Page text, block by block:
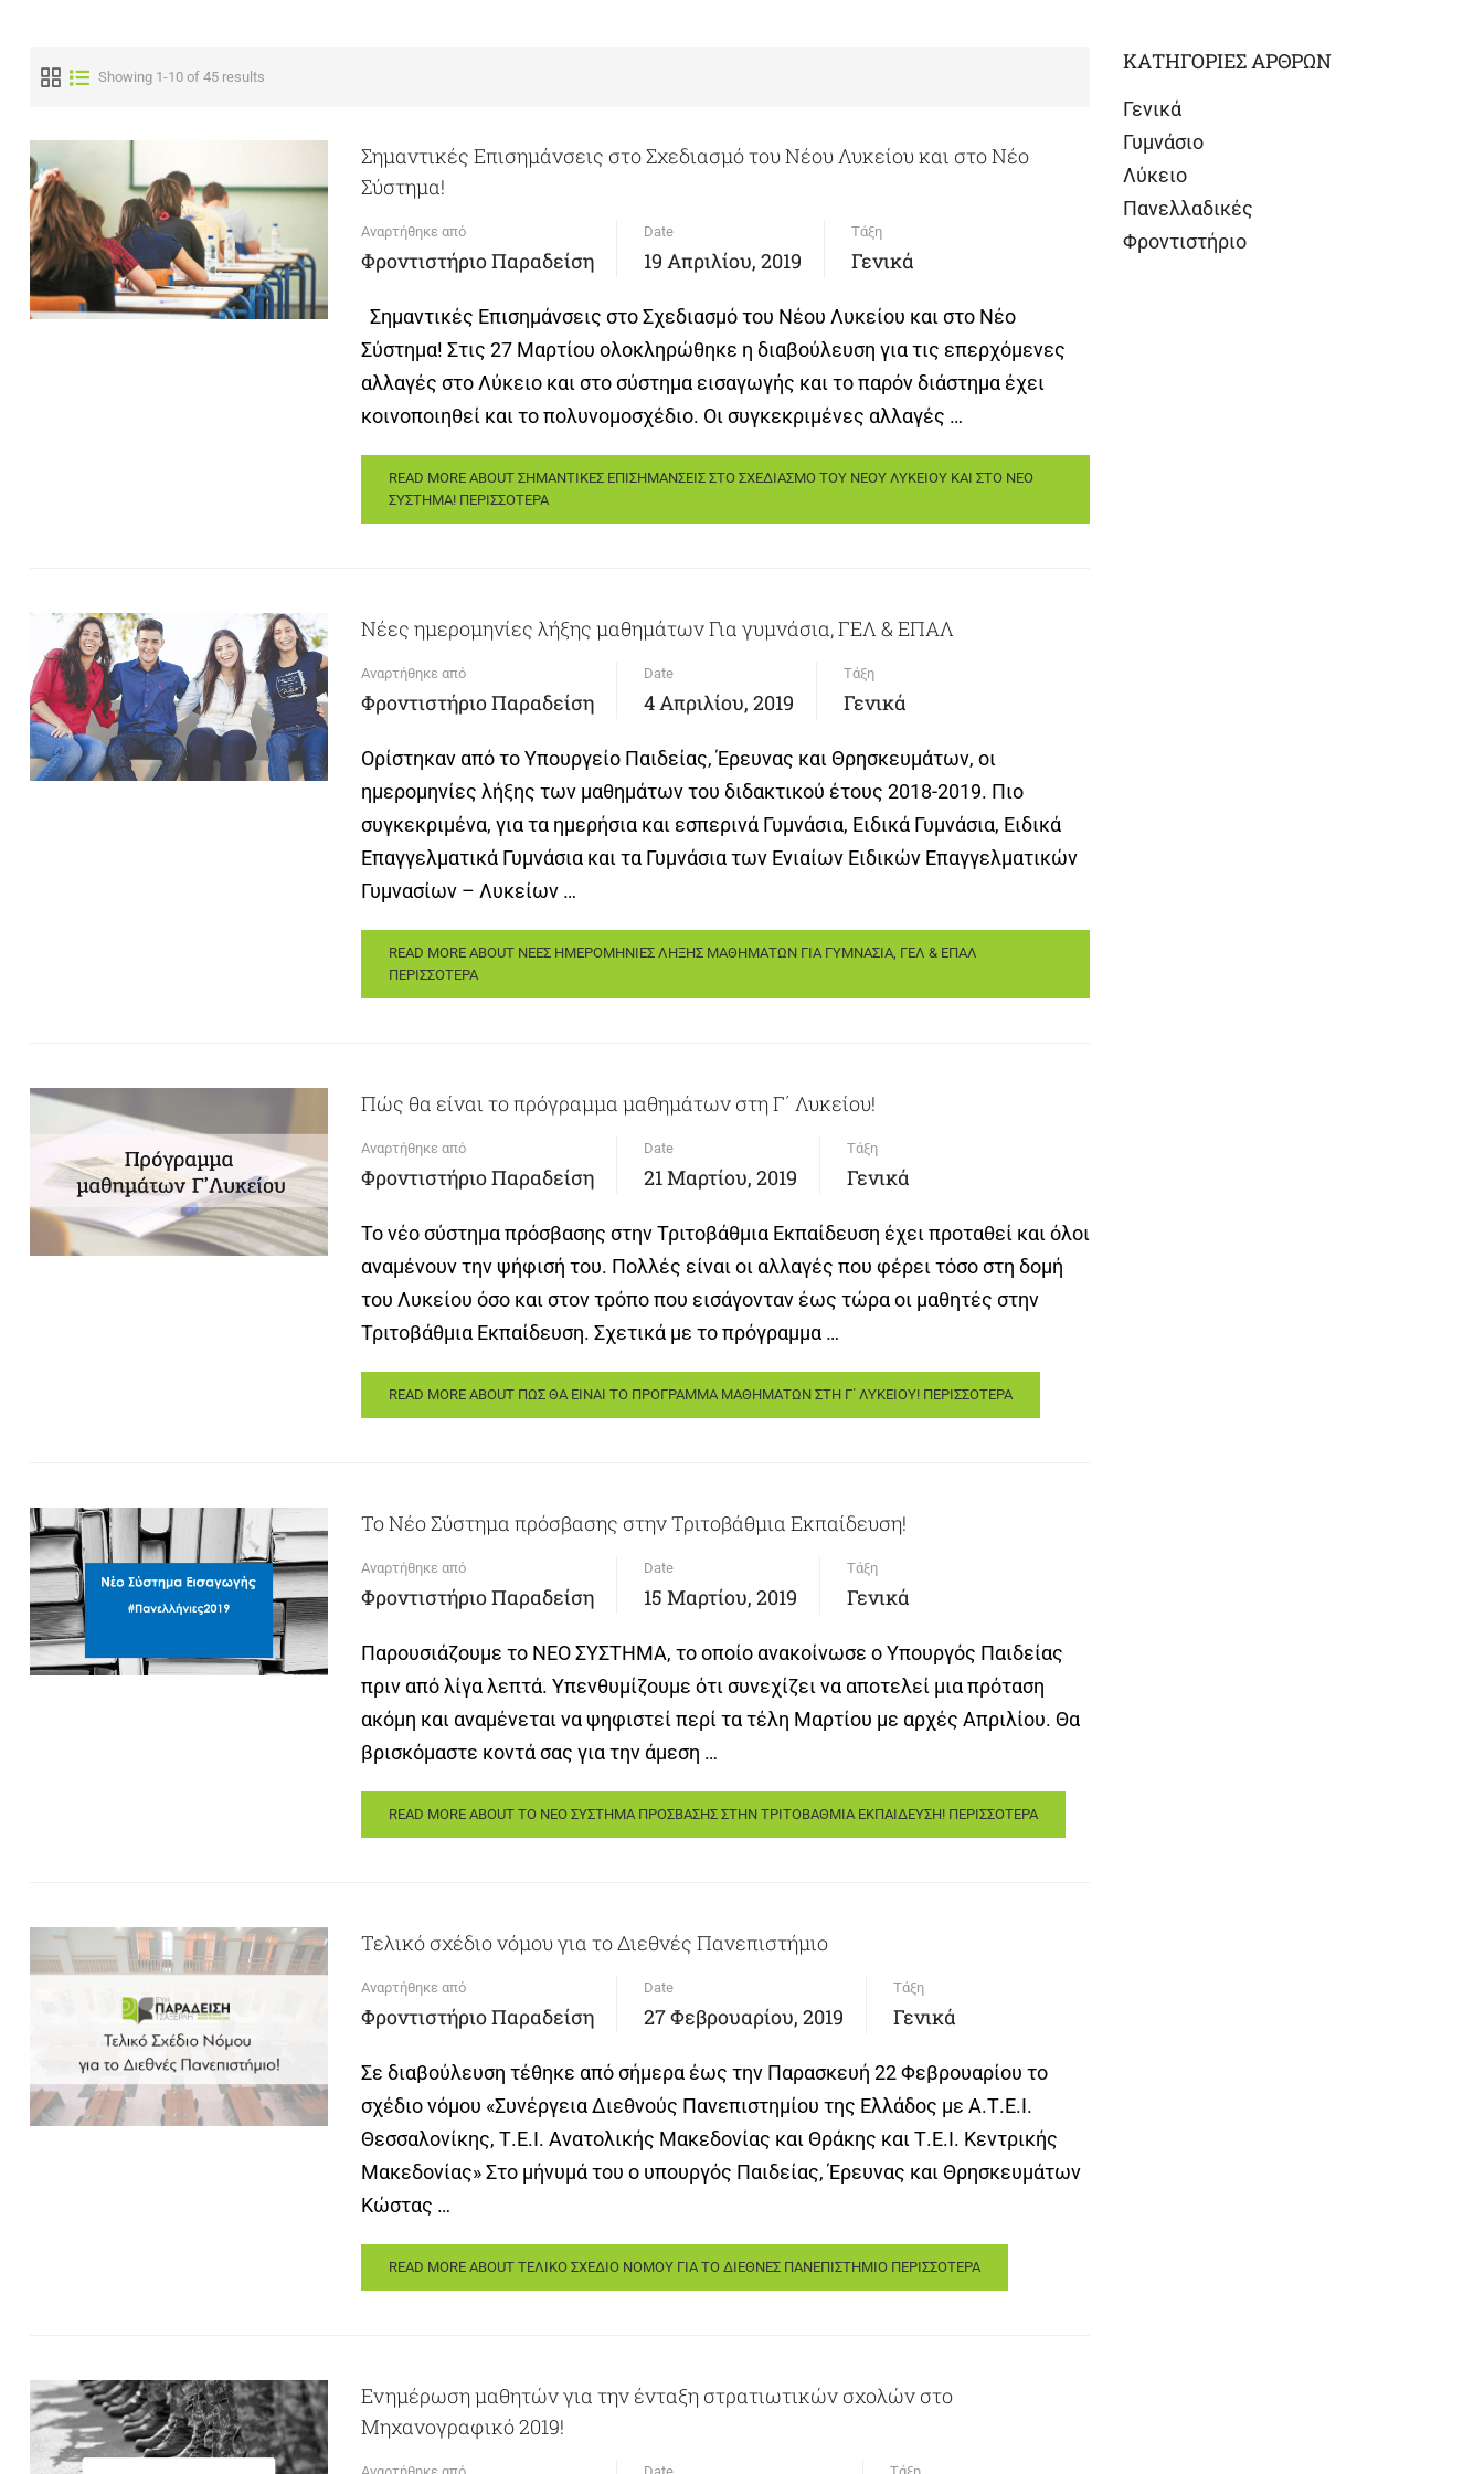
Showing 1-10 of 45 results
Σημαντικές Επισημάνσεις στο Σχεδιασμό του Νέου Λυκείου και στο Νέο
Σύστημα!
Αναρτήθηκε από
Φροντιστήριο Παραδείση
Date
19 Απριλίου, 2019
Τάξη
Γενικά
Σημαντικές Επισημάνσεις στο Σχεδιασμό του Νέου Λυκείου και στο Νέο
Σύστημα! Στις 27 Μαρτίου ολοκληρώθηκε η διαβούλευση για τις επερχόμενες
αλλαγές στο Λύκειο και στο σύστημα εισαγωγής και το παρόν διάστημα έχει
κοινοποιηθεί και το πολυνομοσχέδιο. Οι συγκεκριμένες αλλαγές …
READ MORE ABOUT ΣΗΜΑΝΤΙΚΕΣ ΕΠΙΣΗΜΑΝΣΕΙΣ ΣΤΟ ΣΧΕΔΙΑΣΜΟ ΤΟΥ ΝΕΟΥ ΛΥΚΕΙΟΥ ΚΑΙ ΣΤΟ ΝΕΟ
ΣΥΣΤΗΜΑ! ΠΕΡΙΣΣΟΤΕΡΑ
Νέες ημερομηνίες λήξης μαθημάτων Για γυμνάσια, ΓΕΛ & ΕΠΑΛ
Αναρτήθηκε από
Φροντιστήριο Παραδείση
Date
4 Απριλίου, 2019
Τάξη
Γενικά
Ορίστηκαν από το Υπουργείο Παιδείας, Έρευνας και Θρησκευμάτων, οι
ημερομηνίες λήξης των μαθημάτων του διδακτικού έτους 2018-2019. Πιο
συγκεκριμένα, για τα ημερήσια και εσπερινά Γυμνάσια, Ειδικά Γυμνάσια, Ειδικά
Επαγγελματικά Γυμνάσια και τα Γυμνάσια των Ενιαίων Ειδικών Επαγγελματικών
Γυμνασίων – Λυκείων …
READ MORE ABOUT ΝΕΕΣ ΗΜΕΡΟΜΗΝΙΕΣ ΛΗΞΗΣ ΜΑΘΗΜΑΤΩΝ ΓΙΑ ΓΥΜΝΑΣΙΑ, ΓΕΛ & ΕΠΑΛ
ΠΕΡΙΣΣΟΤΕΡΑ
Πώς θα είναι το πρόγραμμα μαθημάτων στη Γ΄ Λυκείου!
Αναρτήθηκε από
Φροντιστήριο Παραδείση
Date
21 Μαρτίου, 2019
Τάξη
Γενικά
Το νέο σύστημα πρόσβασης στην Τριτοβάθμια Εκπαίδευση έχει προταθεί και όλοι
αναμένουν την ψήφισή του. Πολλές είναι οι αλλαγές που φέρει τόσο στη δομή
του Λυκείου όσο και στον τρόπο που εισάγονταν έως τώρα οι μαθητές στην
Τριτοβάθμια Εκπαίδευση. Σχετικά με το πρόγραμμα …
READ MORE ABOUT ΠΩΣ ΘΑ ΕΙΝΑΙ ΤΟ ΠΡΟΓΡΑΜΜΑ ΜΑΘΗΜΑΤΩΝ ΣΤΗ Γ΄ ΛΥΚΕΙΟΥ! ΠΕΡΙΣΣΟΤΕΡΑ
Το Νέο Σύστημα πρόσβασης στην Τριτοβάθμια Εκπαίδευση!
Αναρτήθηκε από
Φροντιστήριο Παραδείση
Date
15 Μαρτίου, 2019
Τάξη
Γενικά
Παρουσιάζουμε το ΝΕΟ ΣΥΣΤΗΜΑ, το οποίο ανακοίνωσε ο Υπουργός Παιδείας
πριν από λίγα λεπτά. Υπενθυμίζουμε ότι συνεχίζει να αποτελεί μια πρόταση
ακόμη και αναμένεται να ψηφιστεί περί τα τέλη Μαρτίου με αρχές Απριλίου. Θα
βρισκόμαστε κοντά σας για την άμεση …
READ MORE ABOUT ΤΟ ΝΕΟ ΣΥΣΤΗΜΑ ΠΡΟΣΒΑΣΗΣ ΣΤΗΝ ΤΡΙΤΟΒΑΘΜΙΑ ΕΚΠΑΙΔΕΥΣΗ! ΠΕΡΙΣΣΟΤΕΡΑ
Τελικό σχέδιο νόμου για το Διεθνές Πανεπιστήμιο
Αναρτήθηκε από
Φροντιστήριο Παραδείση
Date
27 Φεβρουαρίου, 2019
Τάξη
Γενικά
Σε διαβούλευση τέθηκε από σήμερα έως την Παρασκευή 22 Φεβρουαρίου το
σχέδιο νόμου «Συνέργεια Διεθνούς Πανεπιστημίου της Ελλάδος με Α.Τ.Ε.Ι.
Θεσσαλονίκης, Τ.Ε.Ι. Ανατολικής Μακεδονίας και Θράκης και Τ.Ε.Ι. Κεντρικής
Μακεδονίας» Στο μήνυμά του ο υπουργός Παιδείας, Έρευνας και Θρησκευμάτων
Κώστας …
READ MORE ABOUT ΤΕΛΙΚΟ ΣΧΕΔΙΟ ΝΟΜΟΥ ΓΙΑ ΤΟ ΔΙΕΘΝΕΣ ΠΑΝΕΠΙΣΤΗΜΙΟ ΠΕΡΙΣΣΟΤΕΡΑ
Ενημέρωση μαθητών για την ένταξη στρατιωτικών σχολών στο
Μηχανογραφικό 2019!
ΚΑΤΗΓΟΡΙΕΣ ΑΡΘΡΩΝ
Γενικά
Γυμνάσιο
Λύκειο
Πανελλαδικές
Φροντιστήριο